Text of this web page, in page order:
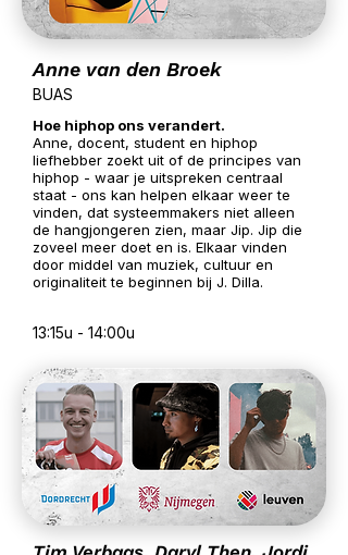
Anne van den Broek
BUAS
Hoe hiphop ons verandert.
Anne, docent, student en hiphop
liefhebber zoekt uit of de principes van
hiphop - waar je uitspreken centraal
staat - ons kan helpen elkaar weer te
vinden, dat systeemmakers niet alleen
de hangjongeren zien, maar Jip. Jip die
zoveel meer doet en is. Elkaar vinden
door middel van muziek, cultuur en
originaliteit te beginnen bij J. Dilla.
13:15u - 14:00u